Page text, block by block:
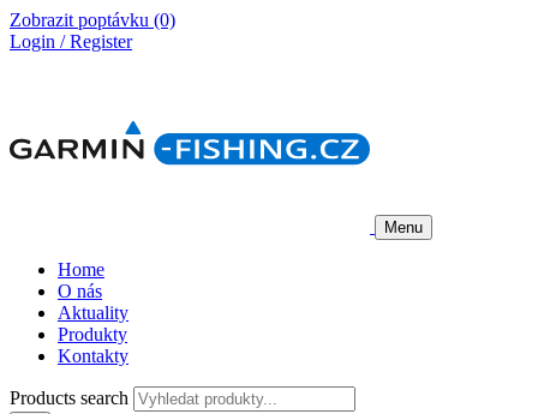
Zobrazit poptávku (0)
Login / Register
Menu
Home
O nás
Aktuality
Produkty
Kontakty
Products search